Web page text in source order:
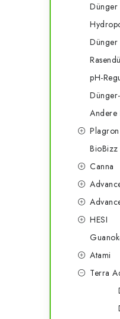
Dünger
Dünger
pH-
Andere
Plagron
BioBizz
Canna
HESI
Atami
Terra